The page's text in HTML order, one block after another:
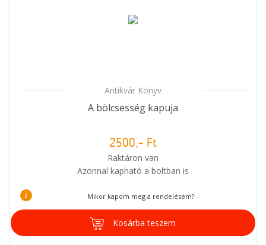
Antikvár Könyv
A bölcsesség kapuja
2500,- Ft
Raktáron van
Azonnal kapható a boltban is
i Mikor kapom meg a rendelésem?
Kosárba teszem